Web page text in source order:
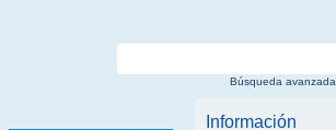
Búsqueda avanzada
Información